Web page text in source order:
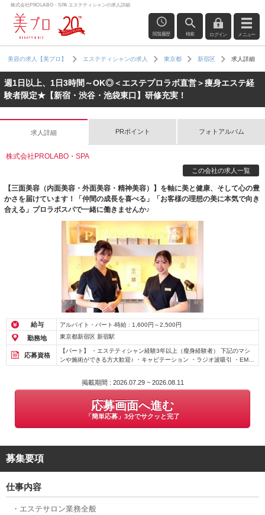
株式会社PROLABO・SPA エステティシャンの求人詳細
閲覧履歴 検索 ログイン メニュー
美容の求人【美プロ】 エステティシャンの求人 東京都 新宿区 求人詳細
週1日以上、1日3時間～OK◎＜エステプロラボ直営＞痩身エステ経
験者限定★【新宿・渋谷・池袋東口】研修充実！
求人詳細 PRポイント フォトアルバム
株式会社PROLABO・SPA
この会社の求人一覧
【三面美容（内面美容・外面美容・精神美容）】を軸に美と健康、そして心の豊
かさを届けています！「仲間の成長を喜べる」「お客様の理想の美に本気で向き
合える」プロラボスパで一緒に働きませんか♪
給与 アルバイト・パート-時給 : 1,600円～2,500円
勤務地 東京都新宿区 新宿駅
応募資格
【パート】 ・エステティシャン経験3年以上（瘦身経験者） 下記のマシ
ンや施術ができる方大歓迎♪ ・キャビテーション ・ラジオ波吸引 ・EMS
掲載期間 : 2026.07.29 ~ 2026.08.11
応募画面へ進む
「簡単応募」3分でサクッと完了
募集要項
仕事内容
・エステサロン業務全般